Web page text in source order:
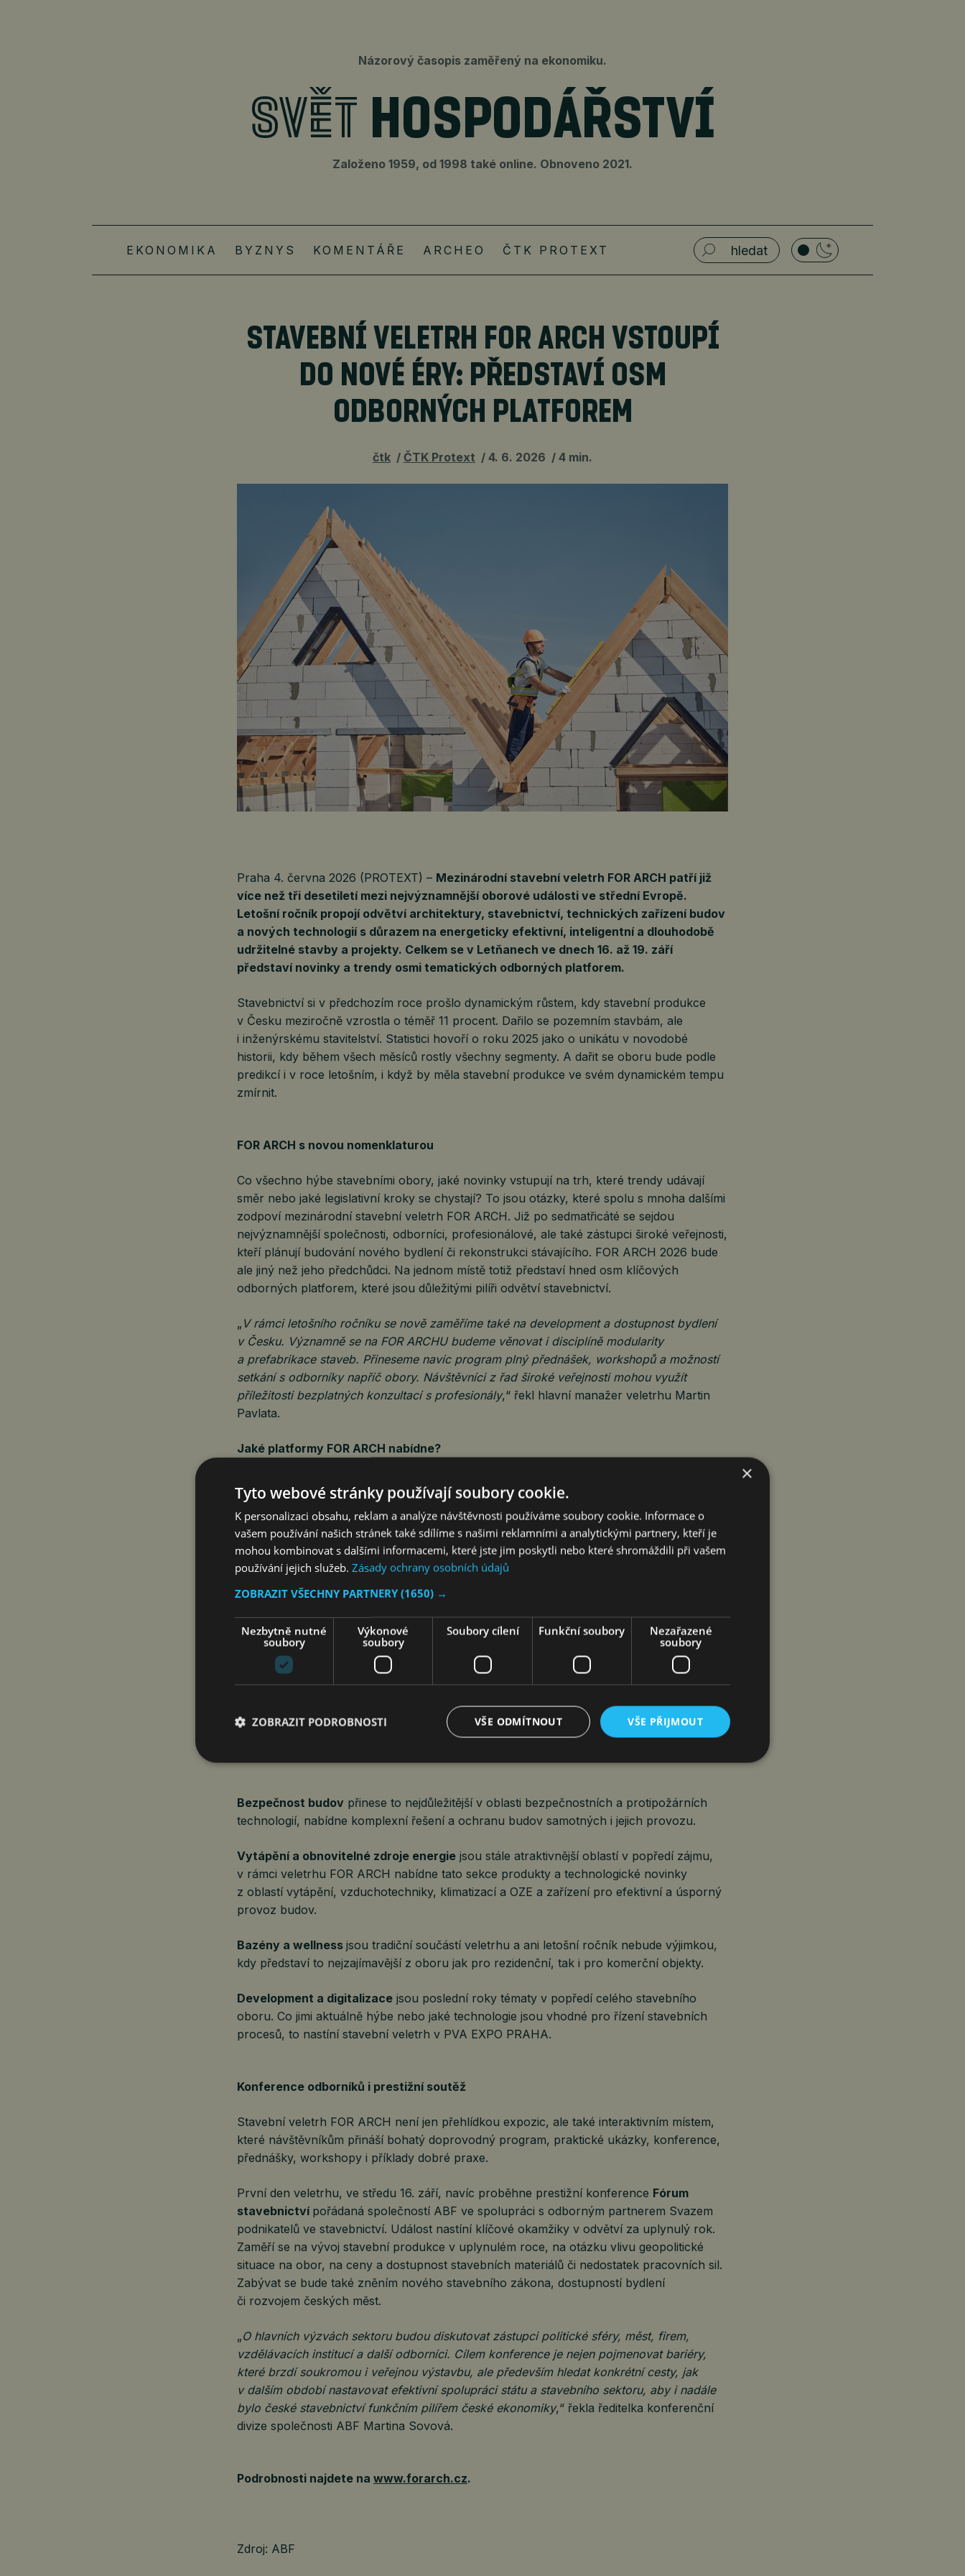
Názorový časopis zaměřený na ekonomiku.
Založeno 1959, od 1998 také online. Obnoveno 2021.
EKONOMIKA BYZNYS KOMENTÁŘE ARCHEO ČTK PROTEXT
STAVEBNÍ VELETRH FOR ARCH VSTOUPÍ
DO NOVÉ ÉRY: PŘEDSTAVÍ OSM
ODBORNÝCH PLATFOREM
čtk ČTK Protext 4. 6. 2026 4 min.
Praha 4. června 2026 (PROTEXT) – Mezinárodní stavební veletrh FOR ARCH patří již
více než tři desetiletí mezi nejvýznamnější oborové události ve střední Evropě.
Letošní ročník propojí odvětví architektury, stavebnictví, technických zařízení budov
a nových technologií s důrazem na energeticky efektivní, inteligentní a dlouhodobě
udržitelné stavby a projekty. Celkem se v Letňanech ve dnech 16. až 19. září
představí novinky a trendy osmi tematických odborných platforem.
Stavebnictví si v předchozím roce prošlo dynamickým růstem, kdy stavební produkce
v Česku meziročně vzrostla o téměř 11 procent. Dařilo se pozemním stavbám, ale
i inženýrskému stavitelství. Statistici hovoří o roku 2025 jako o unikátu v novodobé
historii, kdy během všech měsíců rostly všechny segmenty. A dařit se oboru bude podle
predikcí i v roce letošním, i když by měla stavební produkce ve svém dynamickém tempu
zmírnit.
FOR ARCH s novou nomenklaturou
Co všechno hýbe stavebními obory, jaké novinky vstupují na trh, které trendy udávají
směr nebo jaké legislativní kroky se chystají? To jsou otázky, které spolu s mnoha dalšími
zodpoví mezinárodní stavební veletrh FOR ARCH. Již po sedmatřicáté se sejdou
nejvýznamnější společnosti, odborníci, profesionálové, ale také zástupci široké veřejnosti,
kteří plánují budování nového bydlení či rekonstrukci stávajícího. FOR ARCH 2026 bude
ale jiný než jeho předchůdci. Na jednom místě totiž představí hned osm klíčových
odborných platforem, které jsou důležitými pilíři odvětví stavebnictví.
„ V rámci letošního ročníku se nově zaměříme také na development a dostupnost bydlení
v Česku. Významně se na FOR ARCHU budeme věnovat i disciplíně modularity
a prefabrikace staveb. Přineseme navíc program plný přednášek, workshopů a možností
setkání s odborníky napříč obory. Návštěvníci z řad široké veřejnosti mohou využít
příležitosti bezplatných konzultací s profesionály,“ řekl hlavní manažer veletrhu Martin
Pavlata.
Jaké platformy FOR ARCH nabídne?
Stavba a konstrukční prvkyjsou základem, na nichž stojí každá stavba. Na veletrhu
bude k vidění kromě produktů pro samotnou stavbu také portfolio strojů a konstrukčních
systémů.
PlatformaInteriérybudov představí prvky, které definují funkčnost, detail i samotný
charakter budov. V Letňanech budou zastoupeny interiérové a exteriérové výplně, prvky
Nebude chybět ani sekce nabízející efektivní a udržitelná konstrukční řešení nejen pro
další generace –
Dřevostavby, modularita a tiny houses
. Nabídne kromě tradičních
dřevěných domů modulární a udržitelné systémy.
Smart home a elektro
jsou neoddělitelnou součástí dávající život a smysl budovám.
V rámci veletrhu bude tato platforma zaměřena na novinky a trendy v odvětví
Bezpečnost budov přinese to nejdůležitější v oblasti bezpečnostních a protipožárních
technologií, nabídne komplexní řešení a ochranu budov samotných i jejich provozu.
Vytápění a obnovitelné zdroje energie jsou stále atraktivnější oblastí v popředí zájmu,
v rámci veletrhu FOR ARCH nabídne tato sekce produkty a technologické novinky
z oblastí vytápění, vzduchotechniky, klimatizací a OZE a zařízení pro efektivní a úsporný
provoz budov.
Bazény a wellness jsou tradiční součástí veletrhu a ani letošní ročník nebude výjimkou,
kdy představí to nejzajímavější z oboru jak pro rezidenční, tak i pro komerční objekty.
Development a digitalizace jsou poslední roky tématy v popředí celého stavebního
oboru. Co jimi aktuálně hýbe nebo jaké technologie jsou vhodné pro řízení stavebních
procesů, to nastíní stavební veletrh v PVA EXPO PRAHA.
Konference odborníků i prestižní soutěž
Stavební veletrh FOR ARCH není jen přehlídkou expozic, ale také interaktivním místem,
které návštěvníkům přináší bohatý doprovodný program, praktické ukázky, konference,
přednášky, workshopy i příklady dobré praxe.
První den veletrhu, ve středu 16. září, navíc proběhne prestižní konference Fórum
stavebnictví pořádaná společností ABF ve spolupráci s odborným partnerem Svazem
podnikatelů ve stavebnictví. Událost nastíní klíčové okamžiky v odvětví za uplynulý rok.
Zaměří se na vývoj stavební produkce v uplynulém roce, na otázku vlivu geopolitické
situace na obor, na ceny a dostupnost stavebních materiálů či nedostatek pracovních sil.
Zabývat se bude také zněním nového stavebního zákona, dostupností bydlení
či rozvojem českých měst.
„O hlavních výzvách sektoru budou diskutovat zástupci politické sféry, měst, firem,
vzdělávacích institucí a další odborníci. Cílem konference je nejen pojmenovat bariéry,
které brzdí soukromou i veřejnou výstavbu, ale především hledat konkrétní cesty, jak
v dalším období nastavovat efektivní spolupráci státu a stavebního sektoru, aby i nadále
bylo české stavebnictví funkčním pilířem české ekonomiky,“ řekla ředitelka konferenční
divize společnosti ABF Martina Sovová.
Podrobnosti najdete na www.forarch.cz.
Zdroj: ABF
×
Tyto webové stránky používají soubory cookie.
K personalizaci obsahu, reklam a analýze návštěvnosti používáme soubory cookie. Informace o
vašem používání našich stránek také sdílíme s našimi reklamními a analytickými partnery, kteří je
mohou kombinovat s dalšími informacemi, které jste jim poskytli nebo které shromáždili při vašem
používání jejich služeb. Zásady ochrany osobních údajů
ZOBRAZIT VŠECHNY PARTNERY (1650) →
Nezbytně nutné
soubory
Výkonové
soubory
Soubory cílení Funkční soubory
Nezařazené
soubory
VŠE PŘIJMOUT
VŠE ODMÍTNOUT
ZOBRAZIT PODROBNOSTI